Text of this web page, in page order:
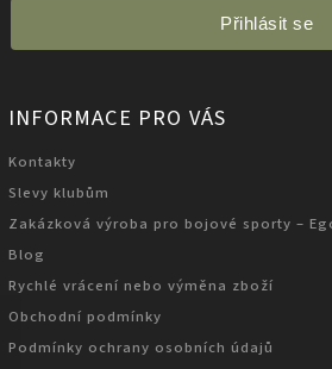
Přihlásit se
INFORMACE PRO VÁS
Kontakty
Slevy klubům
Zakázková výroba pro bojové sporty –
Blog
Rychlé vrácení nebo výměna zboží
Obchodní podmínky
Podmínky ochrany osobních údajů